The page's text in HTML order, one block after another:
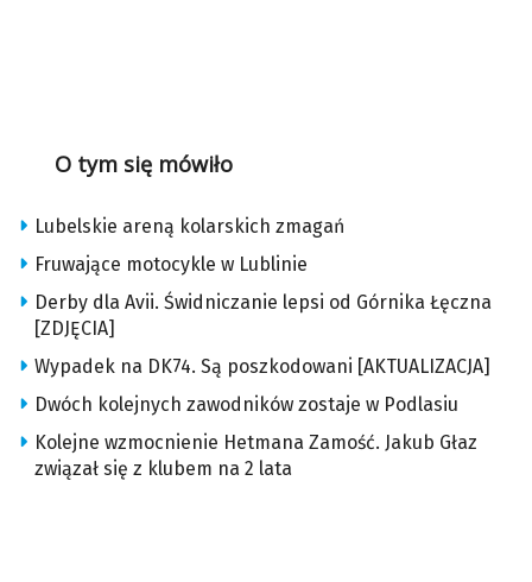
O tym się mówiło
Lubelskie areną kolarskich zmagań
Fruwające motocykle w Lublinie
Derby dla Avii. Świdniczanie lepsi od Górnika Łęczna
[ZDJĘCIA]
Wypadek na DK74. Są poszkodowani [AKTUALIZACJA]
Dwóch kolejnych zawodników zostaje w Podlasiu
Kolejne wzmocnienie Hetmana Zamość. Jakub Głaz
związał się z klubem na 2 lata